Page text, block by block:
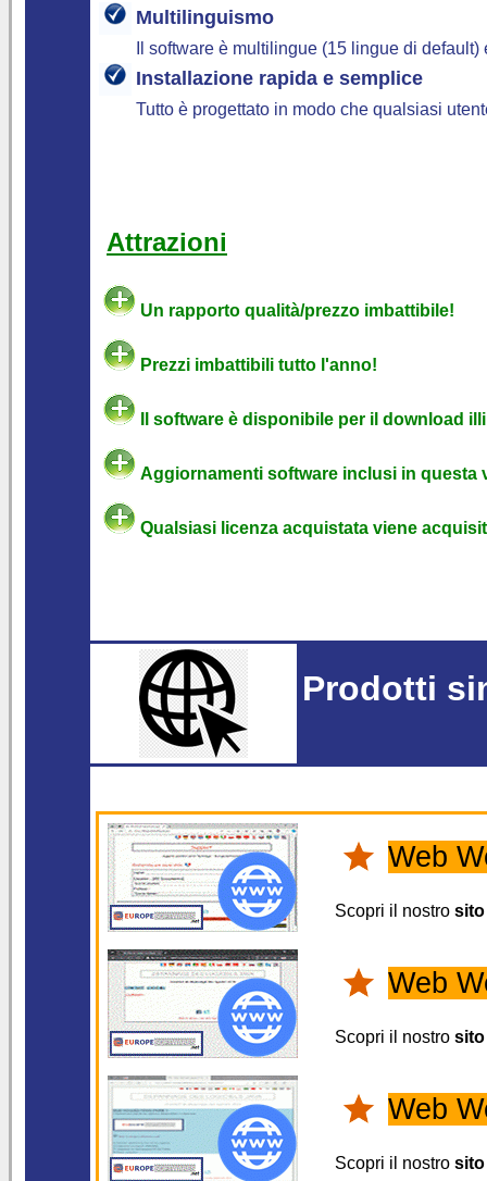
Multilinguismo
Il software è multilingue (15 lingue di
Installazione rapida e semplice
Tutto è progettato in modo che qualsiasi
Attrazioni
Un rapporto qualità/prezzo imbattibile!
Prezzi imbattibili tutto l'anno!
Il software è disponibile per il download
Aggiornamenti software inclusi in questa
Qualsiasi licenza acquistata viene
Prodotti
Web
Scopri il nostro sito
Web
Scopri il nostro sito
Web
Scopri il nostro sito